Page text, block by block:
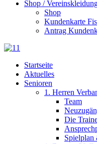
Shop /
Shop
Kundenkarte
Antrag
Startseite
Aktuelles
Senioren
1. Herren
Team
Die
Spielplan